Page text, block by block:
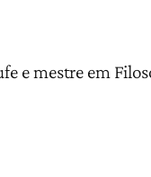
e mestre em